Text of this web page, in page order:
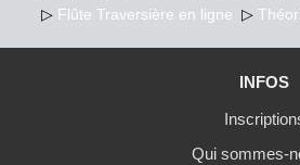
▷ Flûte Traversière en ligne ▷
INFOS
Qui sommes-